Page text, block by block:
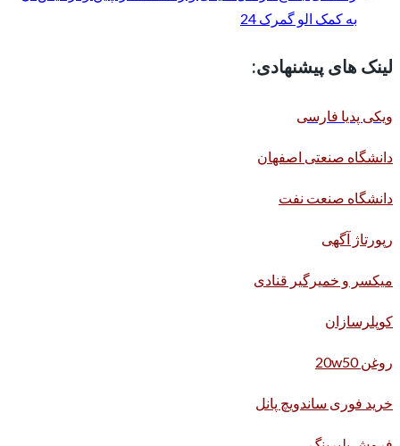
به کمک الو گمرک 24
لینک های پیشنهادی:
ویکی پدیا فارسی
دانشگاه صنعتی اصفهان
دانشگاه صنعت نفت
رپورتاژ آگهی
میکسر و خمیرگیر قنادی
کوپلرسازان
روغن 20w50
خرید فوری ساندویچ پانل